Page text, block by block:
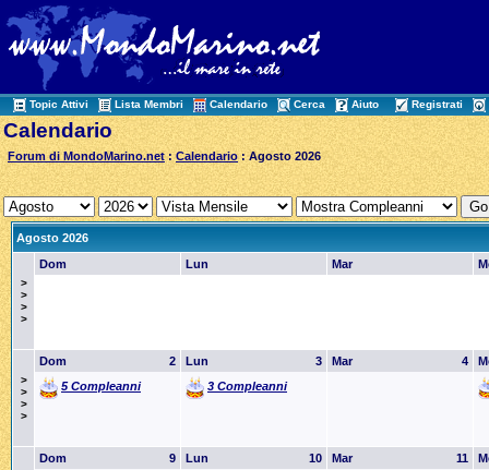
Topic Attivi Lista Membri Calendario Cerca Aiuto Registrati
Calendario
Forum di MondoMarino.net :Calendario : Agosto 2026
Agosto 2026
>
>
>
>
Dom Lun Mar
>
>
>
>
2
Dom
5 Compleanni
3
Lun
3 Compleanni
4
Mar
9
Dom
10
Lun
11
Mar